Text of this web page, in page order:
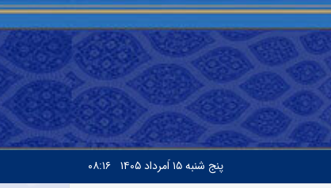
پنج شنبه۱۵ اَمرداد ۱۴۰۵ ۰۸:۱۶